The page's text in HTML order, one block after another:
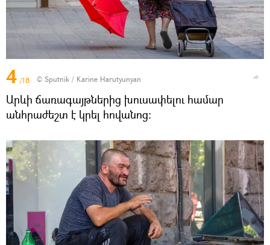
4 /18 © Sputnik / Karine Harutyunyan
Արևի ճառագայթներից խուսափելու համար
անհրաժեշտ է կրել հովանոց։